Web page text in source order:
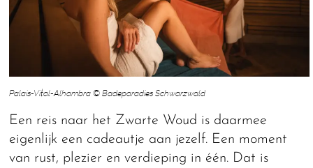
Palais-Vital-Alhambra © Badeparadies Schwarzwald
Een reis naar het Zwarte Woud is daarmee
eigenlijk een cadeautje aan jezelf. Een moment
van rust, plezier en verdieping in één. Dat is